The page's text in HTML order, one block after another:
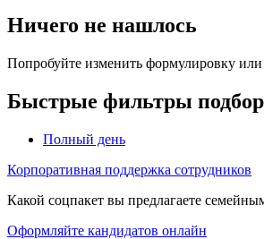
Ничего не нашлось
Попробуйте изменить формулировку
Быстрые фильтры
Полный день
Корпоративная поддержка сотрудников
Какой соцпакет вы предлагаете
Оформляйте кандидатов онлайн